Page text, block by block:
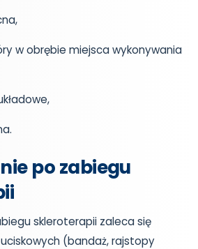
w obrębie miejsca wykonywania
po zabiegu
skleroterapii zaleca się
(bandaż, rajstopy